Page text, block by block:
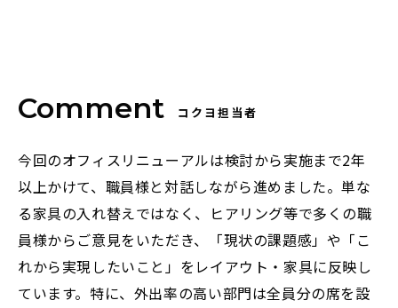
コクヨ担当者
今回のオフィスリニューアルは検討から実施まで2年
以上かけて、職員様と対話しながら進めました。単な
る家具の入れ替えではなく、ヒアリング等で多くの職
員様からご意見をいただき、「現状の課題感」や「こ
れから実現したいこと」をレイアウト・家具に反映し
ています。特に、外出率の高い部門は全員分の席を設